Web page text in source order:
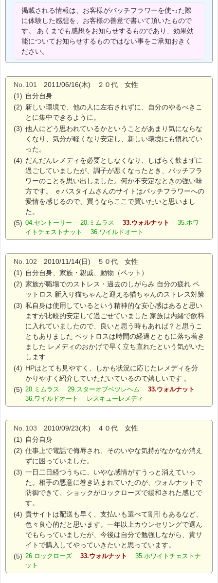
掲載される情報は、お客様がバッチフラワーを使った際
に体験した感想を、お客様の善意で書いて頂いたもので
す。 あくまでも感想をお知らせするものであり、効果効
能についてお知らせするものではない事をご承知おきく
ださい。
No. 101
2011/06/16(木) ２０代 女性
(1) 自分自身
(2) 新しい環境で、他の人に左右されずに、自分のやるべきこ
とに集中できるように。
(3) 他人にどう思われているかということがあまり気にならな
くなり、気分が軽くなり安定し、新しい環境にも慣れてい
った。
(4) だんだんレメディを必要としなくなり、しばらく飲まずに
過ごしていましたが、調子が悪くなったとき、バッチフラ
ワーのことを思い出しました。何か不安定なときの強い味
方です。 ｅパスタイムさんのサイトはバッチフラワーへの
愛情を感じるので、買うならここで買いたいと思いまし
た。
(5) 04.セントーリー 20.ミムラス 33.ウォルナット
35.ホワ
イトチェストナット 36.ワイルドオート
No. 102 2010/11/14(日) ５０代 女性
(1) 自分自身、家族・親戚、動物（ペット）
(2) 家族が職場でのストレス・過去のしがらみ 自分の疲れ ペ
ットロス 新入り猫ちゃんと迎える猫ちゃんのストレス対策
(3) 私自身は使用しているという精神的な安心感はあると思い
ますが比較的安定して過ごせていました 家族は内緒で飲料
に入れていましたので、良いと思う時もあれば？と思うこ
ともありました ペットロスは時間の経過とともに落ち着き
ました レメディのおかげで早く立ち直れたという気がいた
します
(4) HPはとても見やすく、しかも状況に応じたレメディを分
かりやすく紹介していただいているので嬉しいです 。
(5) 20.ミムラス 29.スターオブベツレヘム 33.ウォルナット
36.ワイルドオート レスキューレメディ
No. 103 2010/09/23(木) ４０代 女性
(1) 自分自身
(2) 仕事上で電話で侮辱され、そのいやな気持がなかなか消え
ずに困っていました。
(3) 一日二日経つうちに、いやな感情がすうっと消えていっ
た。相手の悪意に巻き込まれていたのが、ウォルナットで
防御できて、ショックがロックローズで緩和された感じで
す。
(4) 貴サイトは配送も早く、支払いも選べて割引もあるなど、
色々良心的だと思います。一年以上カウンセリングで選ん
でもらっていましたが、今後は自分で勉強しながら、貴サ
イトで購入してやっていきたいと思っています。
(5) 26.ロックローズ 33.ウォルナット
35.ホワイトチェストナ
ット